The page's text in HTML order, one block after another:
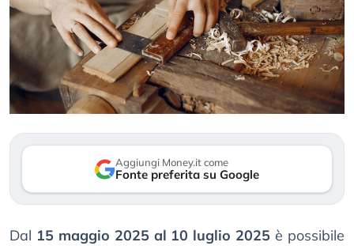
Aggiungi Money.it come
Fonte preferita su Google
Dal 15 maggio 2025 al 10 luglio 2025 è possibile